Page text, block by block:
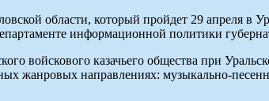
области, который пройдет 29 апреля в
информационной политики
войскового казачьего общества при
жанровых направлениях: музыкально-